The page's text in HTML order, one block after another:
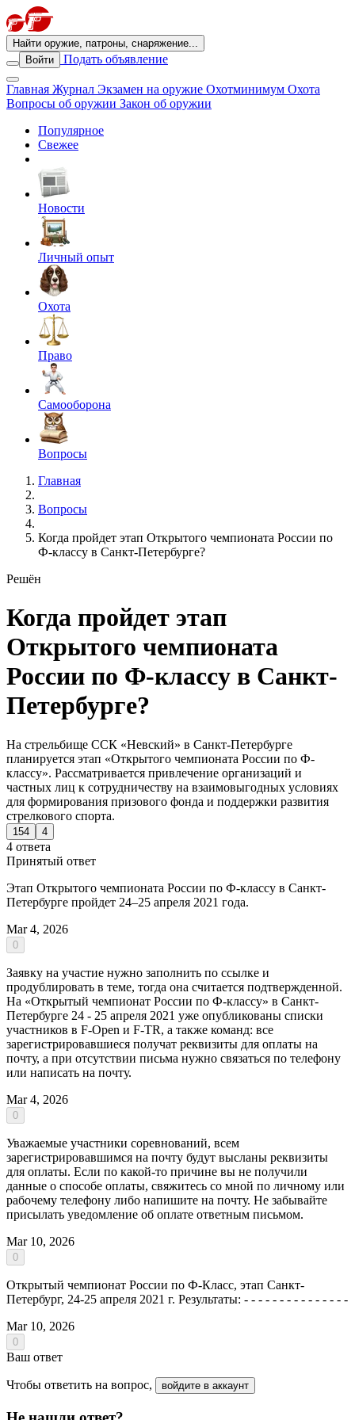
Найти оружие, патроны, снаряжение...
Войти
Подать объявление
Главная Журнал Экзамен на оружие Охотминимум Охота
Вопросы об оружии Закон об оружии
Популярное
Свежее
Новости
Личный опыт
Охота
Право
Самооборона
Вопросы
Главная
Вопросы
Когда пройдет этап Открытого чемпионата России по
Ф-классу в Санкт-Петербурге?
Решён
Когда пройдет этап
Открытого чемпионата
России по Ф-классу в Санкт-
Петербурге?
На стрельбище ССК «Невский» в Санкт-Петербурге
планируется этап «Открытого чемпионата России по Ф-
классу». Рассматривается привлечение организаций и
частных лиц к сотрудничеству на взаимовыгодных условиях
для формирования призового фонда и поддержки развития
стрелкового спорта.
154 4
4 ответа
Принятый ответ
Этап Открытого чемпионата России по Ф-классу в Санкт-
Петербурге пройдет 24–25 апреля 2021 года.
Mar 4, 2026
0
Заявку на участие нужно заполнить по ссылке и
продублировать в теме, тогда она считается подтвержденной.
На «Открытый чемпионат России по Ф-классу» в Санкт-
Петербурге 24 - 25 апреля 2021 уже опубликованы списки
участников в F-Open и F-TR, а также команд: все
зарегистрировавшиеся получат реквизиты для оплаты на
почту, а при отсутствии письма нужно связаться по телефону
или написать на почту.
Mar 4, 2026
0
Уважаемые участники соревнований, всем
зарегистрировавшимся на почту будут высланы реквизиты
для оплаты. Если по какой-то причине вы не получили
данные о способе оплаты, свяжитесь со мной по личному или
рабочему телефону либо напишите на почту. Не забывайте
присылать уведомление об оплате ответным письмом.
Mar 10, 2026
0
Открытый чемпионат России по Ф-Класс, этап Санкт-
Петербург, 24-25 апреля 2021 г. Результаты: - - - - - - - - - - - - - - -
Mar 10, 2026
0
Ваш ответ
Чтобы ответить на вопрос, войдите в аккаунт